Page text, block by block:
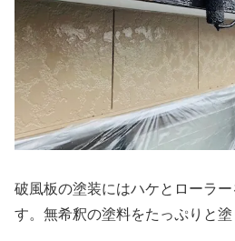
破風板の塗装にはハケとローラ
す。無希釈の塗料をたっぷりと塗